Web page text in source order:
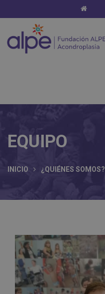
EQUIPO
INICIO ¿QUIÉNES SOMOS?